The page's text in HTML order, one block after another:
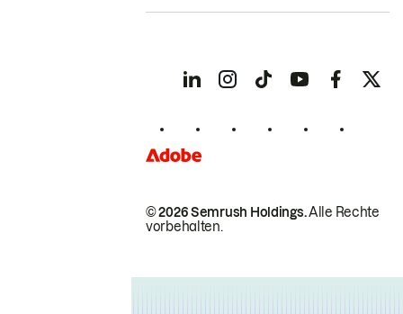
© 2026 Semrush Holdings.Alle Rechte
vorbehalten.